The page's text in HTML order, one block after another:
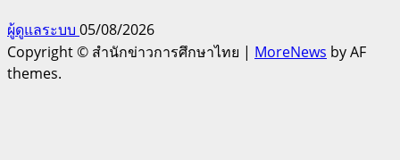
ผู้ดูแลระบบ 05/08/2026
Copyright © สำนักข่าวการศึกษาไทย | MoreNews by AF
themes.